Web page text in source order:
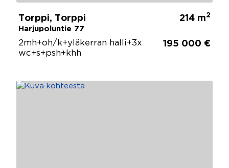
Torppi, Torppi
Harjupoluntie 77
214 m2
2mh+oh/k+yläkerran halli+3x
wc+s+psh+khh
195 000 €